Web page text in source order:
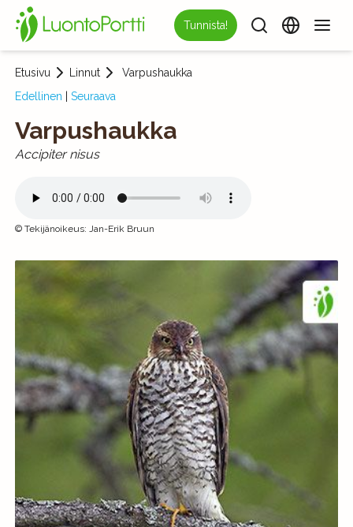
Tunnista!
Etusivu Linnut
Varpushaukka
Edellinen
Seuraava
Varpushaukka
Accipiter nisus
© Tekijänoikeus: Jan-Erik Bruun